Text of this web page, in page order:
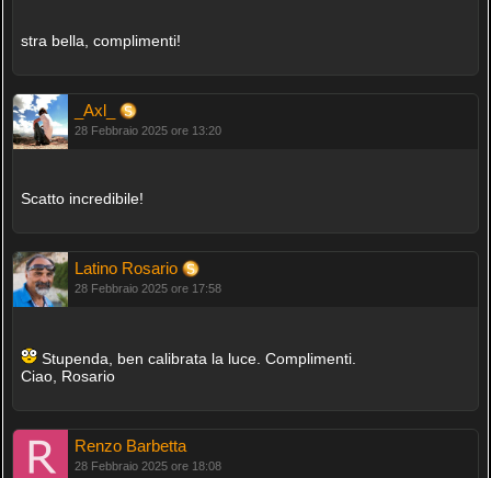
stra bella, complimenti!
_Axl_
28 Febbraio 2025 ore 13:20
Scatto incredibile!
Latino Rosario
28 Febbraio 2025 ore 17:58
Stupenda, ben calibrata la luce. Complimenti.
Ciao, Rosario
Renzo Barbetta
28 Febbraio 2025 ore 18:08